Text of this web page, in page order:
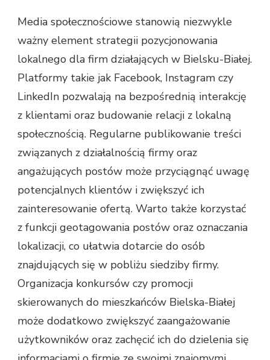
Media społecznościowe stanowią niezwykle
ważny element strategii pozycjonowania
lokalnego dla firm działających w Bielsku-Białej.
Platformy takie jak Facebook, Instagram czy
LinkedIn pozwalają na bezpośrednią interakcję
z klientami oraz budowanie relacji z lokalną
społecznością. Regularne publikowanie treści
związanych z działalnością firmy oraz
angażujących postów może przyciągnąć uwagę
potencjalnych klientów i zwiększyć ich
zainteresowanie ofertą. Warto także korzystać
z funkcji geotagowania postów oraz oznaczania
lokalizacji, co ułatwia dotarcie do osób
znajdujących się w pobliżu siedziby firmy.
Organizacja konkursów czy promocji
skierowanych do mieszkańców Bielska-Białej
może dodatkowo zwiększyć zaangażowanie
użytkowników oraz zachęcić ich do dzielenia się